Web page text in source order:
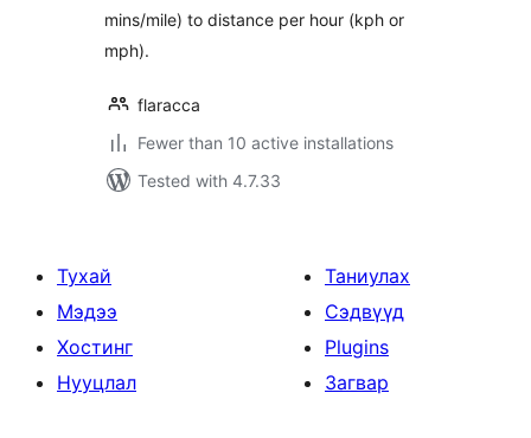
mins/mile) to distance per hour (kph or
mph).
flaracca
Fewer than 10 active installations
Tested with 4.7.33
Тухай
Мэдээ
Хостинг
Нууцлал
Таниулах
Сэдвүүд
Plugins
Загвар